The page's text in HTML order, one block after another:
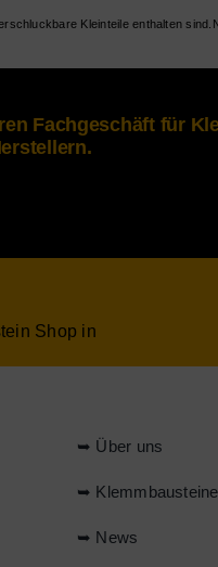
Fachgeschäft für
➥ Über uns
➥ Klemmbausteine
➥ News